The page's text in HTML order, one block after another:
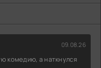
09.08.26
комедию, а наткнулся